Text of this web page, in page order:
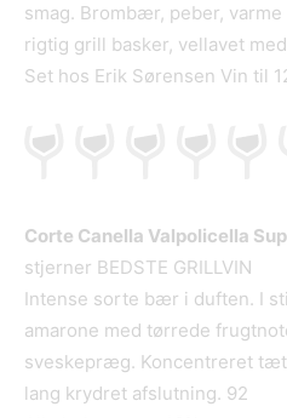
smag. Brombær, peber,
rigtig grill basker, vellavet
Set hos Erik Sørensen Vin til
Corte Canella Valpolicella
stjerner BEDSTE GRILLVIN
Intense sorte bær i duften. I
amarone med tørrede
sveskepræg. Koncentreret
lang krydret afslutning. 92